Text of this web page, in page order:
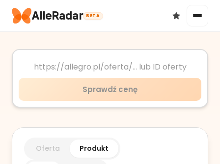
AlleRadar BETA
Okazje
Sprawdź cenę
Oferta Produkt